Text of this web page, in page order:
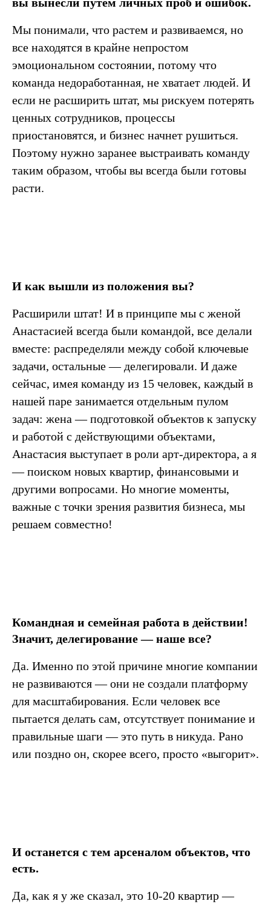
Мы понимали, что растем и развиваемся, но
все находятся в крайне непростом
эмоциональном состоянии, потому что
команда недоработанная, не хватает людей. И
если не расширить штат, мы рискуем потерять
ценных сотрудников, процессы
приостановятся, и бизнес начнет рушиться.
Поэтому нужно заранее выстраивать команду
таким образом, чтобы вы всегда были готовы
расти.
И как вышли из положения вы?
Расширили штат! И в принципе мы с женой
Анастасией всегда были командой, все делали
вместе: распределяли между собой ключевые
задачи, остальные — делегировали. И даже
сейчас, имея команду из 15 человек, каждый в
нашей паре занимается отдельным пулом
задач: жена — подготовкой объектов к запуску
и работой с действующими объектами,
Анастасия выступает в роли арт-директора, а я
— поиском новых квартир, финансовыми и
другими вопросами. Но многие моменты,
важные с точки зрения развития бизнеса, мы
решаем совместно!
Командная и семейная работа в действии!
Значит, делегирование — наше все?
Да. Именно по этой причине многие компании
не развиваются — они не создали платформу
для масштабирования. Если человек все
пытается делать сам, отсутствует понимание и
правильные шаги — это путь в никуда. Рано
или поздно он, скорее всего, просто «выгорит».
И останется с тем арсеналом объектов, что
есть.
Да, как я у же сказал, это 10-20 квартир —